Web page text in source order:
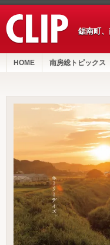
鋸南町
HOME 南房総トピックス